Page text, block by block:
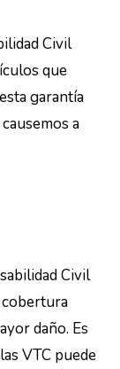
Civil
que
garantía
a
Civil
cobertura
daño. Es
VTC puede